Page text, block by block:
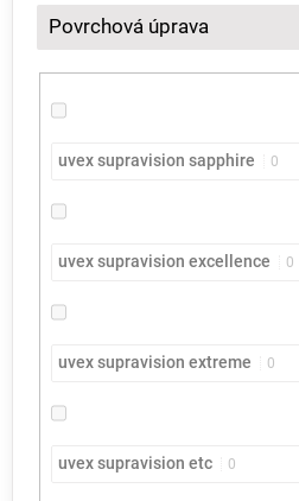
Povrchová úprava
uvex supravision sapphire 0
uvex supravision excellence 0
uvex supravision extreme 0
uvex supravision etc 0